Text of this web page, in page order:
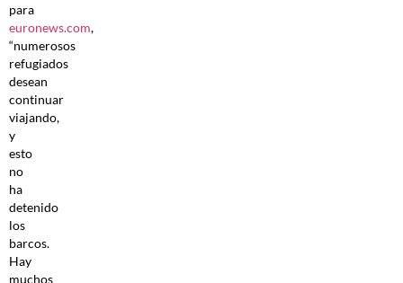
para
euronews.com,
“numerosos
refugiados
desean
continuar
viajando,
y
esto
no
ha
detenido
los
barcos.
Hay
muchos